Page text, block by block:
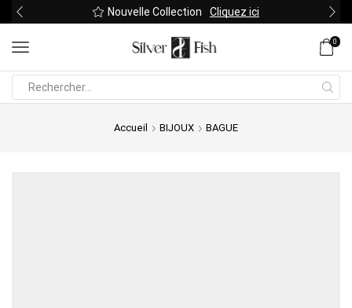
Nouvelle Collection Cliquez ici
0
Accueil BIJOUX BAGUE